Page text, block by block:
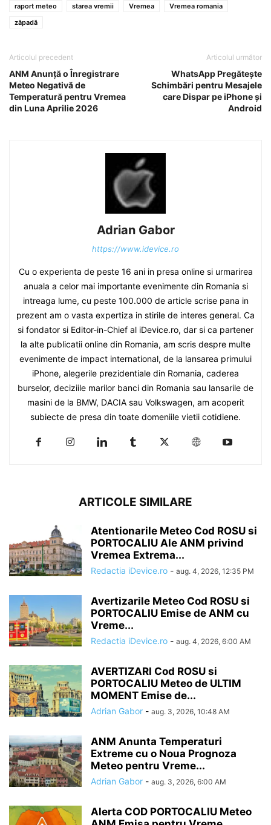
raport meteo starea vremii Vremea
Vremea romania
zăpadă
Articolul precedent
ANM Anunță o Înregistrare
Meteo Negativă de
Temperatură pentru Vremea
din Luna Aprilie 2026
Articolul următor
WhatsApp Pregătește
Schimbări pentru Mesajele
care Dispar pe iPhone și
Android
Adrian Gabor
https://www.idevice.ro
Cu o experienta de peste 16 ani in presa online si urmarirea
anuala a celor mai importante evenimente din Romania si
intreaga lume, cu peste 100.000 de article scrise pana in
prezent am o vasta expertiza in stirile de interes general. Ca
si fondator si Editor-in-Chief al iDevice.ro, dar si ca partener
la alte publicatii online din Romania, am scris despre multe
evenimente de impact international, de la lansarea primului
iPhone, alegerile prezidentiale din Romania, caderea
burselor, deciziile marilor banci din Romania sau lansarile de
masini de la BMW, DACIA sau Volkswagen, am acoperit
subiecte de presa din toate domeniile vietii cotidiene.
ARTICOLE SIMILARE
Atentionarile Meteo Cod ROSU si
PORTOCALIU Ale ANM privind
Vremea Extrema...
Redactia iDevice.ro - aug. 4, 2026, 12:35 PM
Avertizarile Meteo Cod ROSU si
PORTOCALIU Emise de ANM cu
Vreme...
Redactia iDevice.ro - aug. 4, 2026, 6:00 AM
AVERTIZARI Cod ROSU si
PORTOCALIU Meteo de ULTIM
MOMENT Emise de...
Adrian Gabor - aug. 3, 2026, 10:48 AM
ANM Anunta Temperaturi
Extreme cu o Noua Prognoza
Meteo pentru Vreme...
Adrian Gabor - aug. 3, 2026, 6:00 AM
Alerta COD PORTOCALIU Meteo